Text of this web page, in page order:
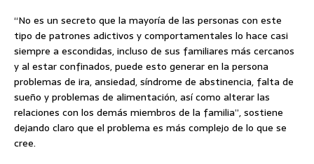
“No es un secreto que la mayoría de las personas con este
tipo de patrones adictivos y comportamentales lo hace casi
siempre a escondidas, incluso de sus familiares más cercanos
y al estar confinados, puede esto generar en la persona
problemas de ira, ansiedad, síndrome de abstinencia, falta de
sueño y problemas de alimentación, así como alterar las
relaciones con los demás miembros de la familia”, sostiene
dejando claro que el problema es más complejo de lo que se
cree.